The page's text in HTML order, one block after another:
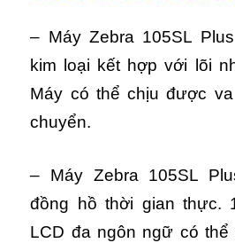
– Máy Zebra 105SL
kim loại kết hợp với lõi
Máy có thể chịu được
chuyển.
– Máy Zebra 105SL
đồng hồ thời gian thực.
LCD đa ngôn ngữ có thể